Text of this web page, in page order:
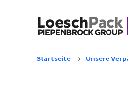
Startseite Unsere